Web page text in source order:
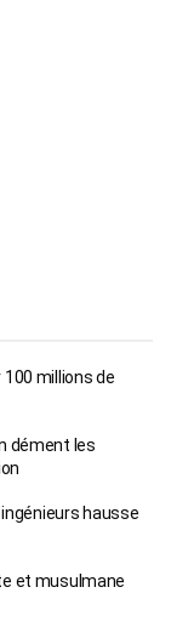
millions de
dément les
hausse
et musulmane